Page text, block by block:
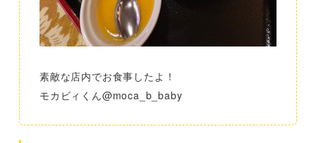
素敵な店内でお食事したよ！
モカビィくん@moca_b_baby